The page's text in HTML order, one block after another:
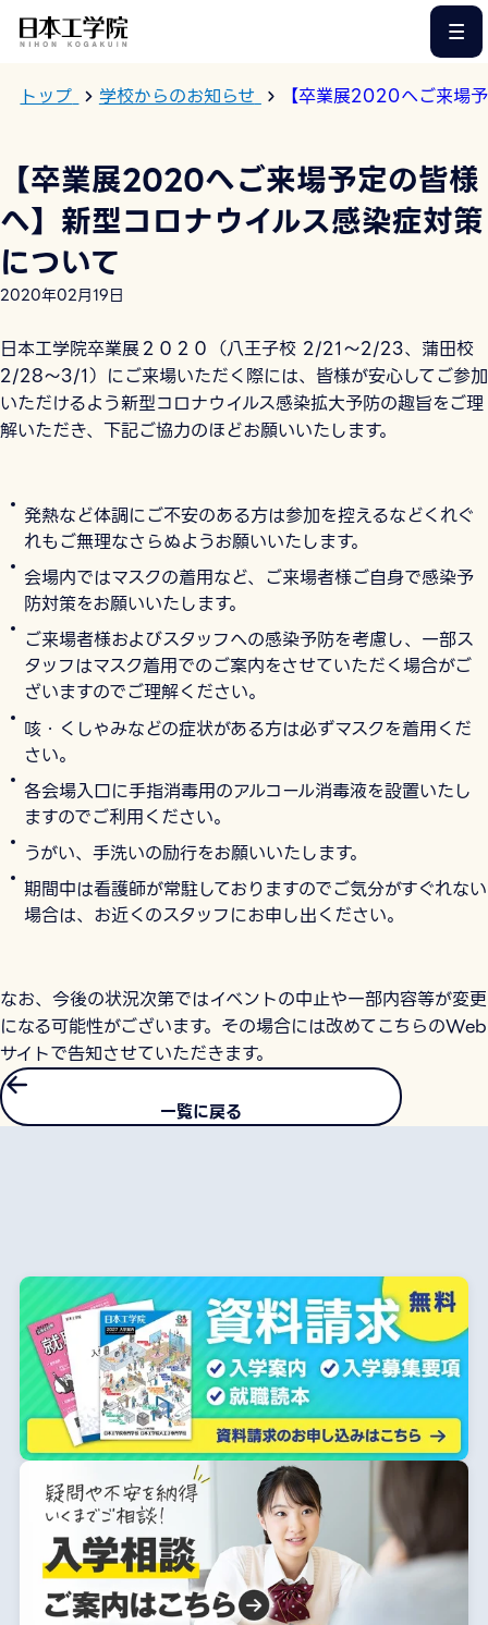
トップ 学校からのお知らせ 【卒業展2020へご来場
【卒業展2020へご来場予定の皆様
へ】新型コロナウイルス感染症対策
について
2020年02月19日
日本工学院卒業展２０２０（八王子校 2/21～2/23、蒲田校
2/28～3/1）にご来場いただく際には、皆様が安心してご参加
いただけるよう新型コロナウイルス感染拡大予防の趣旨をご理
解いただき、下記ご協力のほどお願いいたします。
発熱など体調にご不安のある方は参加を控えるなどくれぐ
れもご無理なさらぬようお願いいたします。
会場内ではマスクの着用など、ご来場者様ご自身で感染予
防対策をお願いいたします。
ご来場者様およびスタッフへの感染予防を考慮し、一部ス
タッフはマスク着用でのご案内をさせていただく場合がご
ざいますのでご理解ください。
咳・くしゃみなどの症状がある方は必ずマスクを着用くだ
さい。
各会場入口に手指消毒用のアルコール消毒液を設置いたし
ますのでご利用ください。
うがい、手洗いの励行をお願いいたします。
期間中は看護師が常駐しておりますのでご気分がすぐれない
場合は、お近くのスタッフにお申し出ください。
なお、今後の状況次第ではイベントの中止や一部内容等が変更
になる可能性がございます。その場合には改めてこちらのWeb
サイトで告知させていただきます。
一覧に戻る